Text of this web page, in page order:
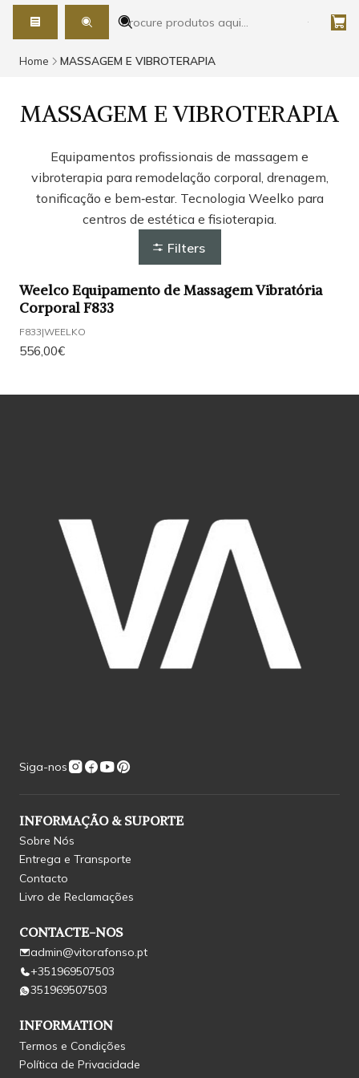
Home MASSAGEM E VIBROTERAPIA
MASSAGEM E VIBROTERAPIA
Equipamentos profissionais de massagem e
vibroterapia para remodelação corporal, drenagem,
tonificação e bem‑estar. Tecnologia Weelko para
centros de estética e fisioterapia.
Filters
Weelco Equipamento de Massagem Vibratória
Corporal F833
F833|WEELKO
556,00€
Siga-nos
INFORMAÇÃO & SUPORTE
Sobre Nós
Entrega e Transporte
Contacto
Livro de Reclamações
CONTACTE-NOS
admin@vitorafonso.pt
+351969507503
351969507503
INFORMATION
Termos e Condições
Política de Privacidade